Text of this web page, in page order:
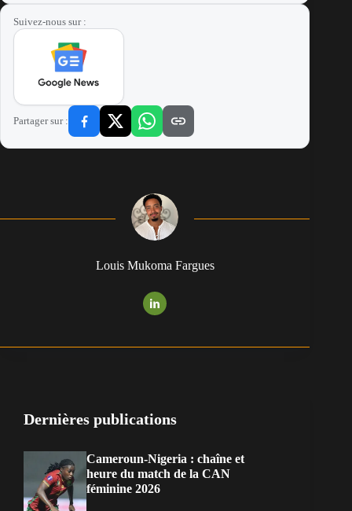
Suivez-nous sur :
Partager sur :
Louis Mukoma Fargues
Dernières publications
Cameroun-Nigeria : chaîne et
heure du match de la CAN
féminine 2026